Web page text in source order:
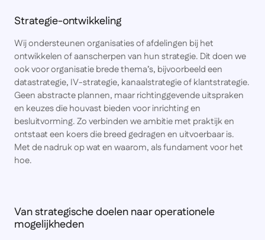
Strategie-ontwikkeling
Wij ondersteunen organisaties of afdelingen bij het
ontwikkelen of aanscherpen van hun strategie. Dit doen we
ook voor organisatie brede thema’s, bijvoorbeeld een
datastrategie, IV-strategie, kanaalstrategie of klantstrategie.
Geen abstracte plannen, maar richtinggevende uitspraken
en keuzes die houvast bieden voor inrichting en
besluitvorming. Zo verbinden we ambitie met praktijk en
ontstaat een koers die breed gedragen en uitvoerbaar is.
Met de nadruk op wat en waarom, als fundament voor het
hoe.
Van strategische doelen naar operationele
mogelijkheden